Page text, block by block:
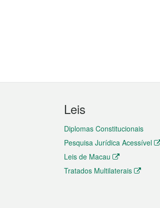
Leis
Diplomas Constitucionais
Pesquisa Jurídica Acessível
Leis de Macau
Tratados Multilaterais